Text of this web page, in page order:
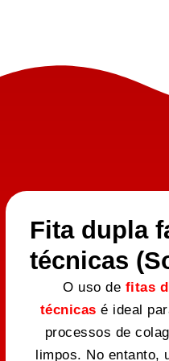
Fita dupla
técnicas
O uso de fitas
técnicas é ideal
processos de
limpos. No entanto,